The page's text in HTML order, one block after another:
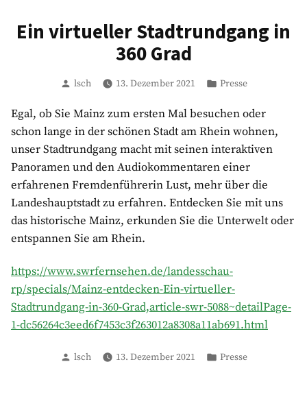
Ein virtueller Stadtrundgang in
360 Grad
Verfasst
lsch 13. Dezember 2021
Veröffentlicht
Presse
Egal, ob Sie Mainz zum ersten Mal besuchen oder
schon lange in der schönen Stadt am Rhein wohnen,
unser Stadtrundgang macht mit seinen interaktiven
Panoramen und den Audiokommentaren einer
erfahrenen Fremdenführerin Lust, mehr über die
Landeshauptstadt zu erfahren. Entdecken Sie mit uns
das historische Mainz, erkunden Sie die Unterwelt oder
entspannen Sie am Rhein.
https://www.swrfernsehen.de/landesschau-
rp/specials/Mainz-entdecken-Ein-virtueller-
Stadtrundgang-in-360-Grad,article-swr-5088~detailPage-
1-dc56264c3eed6f7453c3f263012a8308a11ab691.html
Verfasst
lsch 13. Dezember 2021
Veröffentlicht
Presse